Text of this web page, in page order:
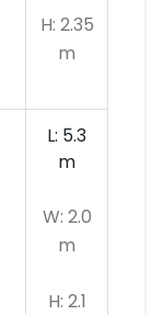
H: 2.35
m
L: 5.3
m
W: 2.0
m
H: 2.1